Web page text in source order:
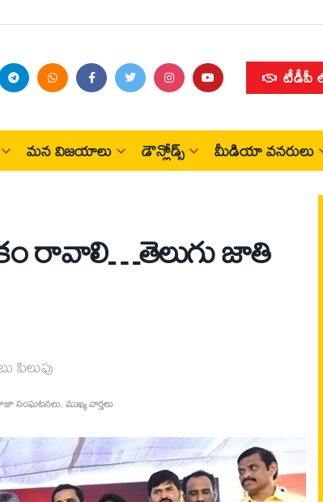
టీడీపీ
మన విజయాలు డౌన్లోడ్స్ మీడియా వనరులు
రావాలి…తెలుగు జాతి
సంఘటనలు,ముఖ్య వార్తలు